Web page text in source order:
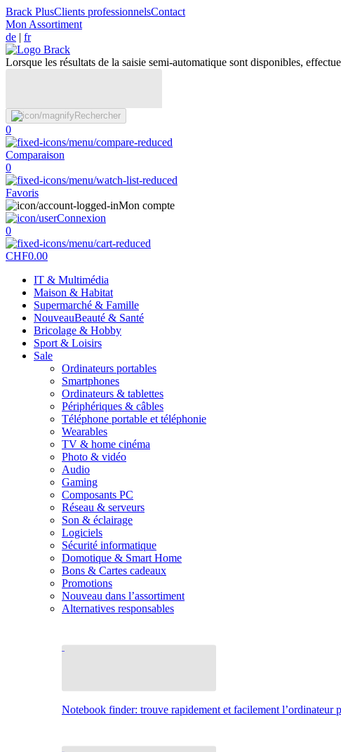
Brack PlusClients professionnelsContact
Mon Assortiment
de | fr
Lorsque les résultats de la saisie semi-automatique sont disponibles,
Rechercher
0
Comparaison
0
Favoris
Mon compte
Connexion
0
CHF0.00
IT & Multimédia
Maison & Habitat
Supermarché & Famille
NouveauBeauté & Santé
Bricolage & Hobby
Sport & Loisirs
Sale
Ordinateurs portables
Smartphones
Ordinateurs & tablettes
Périphériques & câbles
Téléphone portable et téléphonie
Wearables
TV & home cinéma
Photo & vidéo
Audio
Gaming
Composants PC
Réseau & serveurs
Son & éclairage
Logiciels
Sécurité informatique
Domotique & Smart Home
Bons & Cartes cadeaux
Promotions
Nouveau dans l’assortiment
Alternatives responsables
Notebook finder: trouve rapidement et facilement l’ordinateur